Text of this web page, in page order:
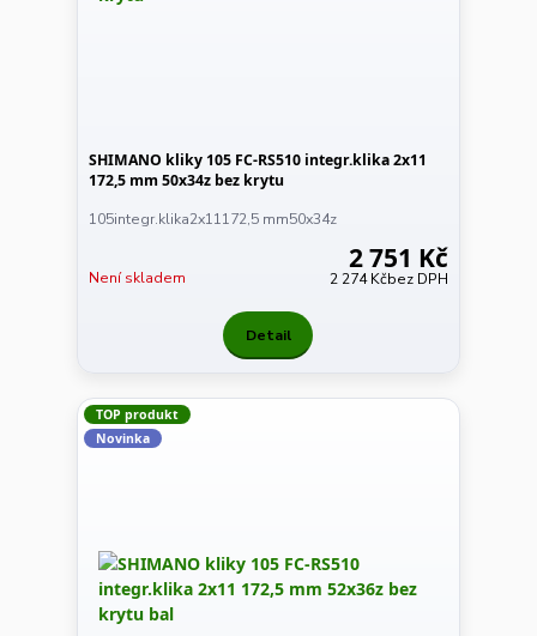
SHIMANO kliky 105 FC-RS510 integr.klika 2x11
172,5 mm 50x34z bez krytu
105integr.klika2x11172,5 mm50x34z
2 751 Kč
2 274 Kčbez DPH
Není skladem
Detail
TOP produkt
Novinka